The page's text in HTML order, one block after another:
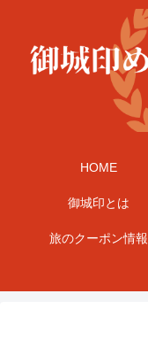
HOME
御城印とは
旅のクーポン情報